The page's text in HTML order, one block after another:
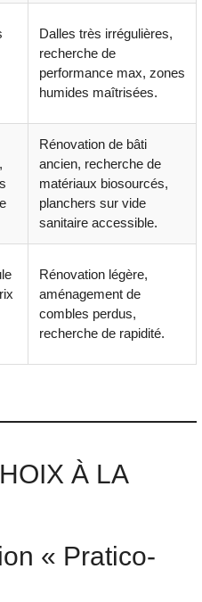
Dalles très irrégulières,
recherche de
performance max, zones
humides maîtrisées.
Rénovation de bâti
ancien, recherche de
matériaux biosourcés,
planchers sur vide
sanitaire accessible.
Rénovation légère,
aménagement de
combles perdus,
recherche de rapidité.
À LA
« Pratico-